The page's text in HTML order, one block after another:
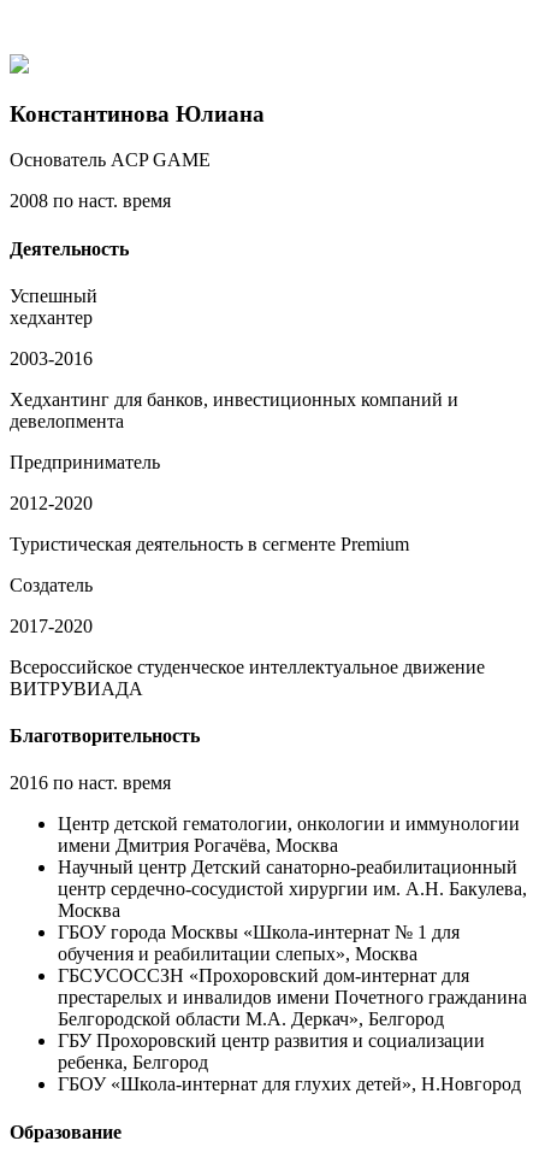
Константинова Юлиана
Основатель ACP GAME
2008 по наст. время
Деятельность
Успешный
хедхантер
2003-2016
Хедхантинг для банков, инвестиционных компаний и
девелопмента
Предприниматель
2012-2020
Туристическая деятельность в сегменте Premium
Создатель
2017-2020
Всероссийское студенческое интеллектуальное движение
ВИТРУВИАДА
Благотворительность
2016 по наст. время
Центр детской гематологии, онкологии и иммунологии
имени Дмитрия Рогачёва, Москва
Научный центр Детский санаторно-реабилитационный
центр сердечно-сосудистой хирургии им. А.Н. Бакулева,
Москва
ГБОУ города Москвы «Школа-интернат № 1 для
обучения и реабилитации слепых», Москва
ГБСУСОССЗН «Прохоровский дом-интернат для
престарелых и инвалидов имени Почетного гражданина
Белгородской области М.А. Деркач», Белгород
ГБУ Прохоровский центр развития и социализации
ребенка, Белгород
ГБОУ «Школа-интернат для глухих детей», Н.Новгород
Образование